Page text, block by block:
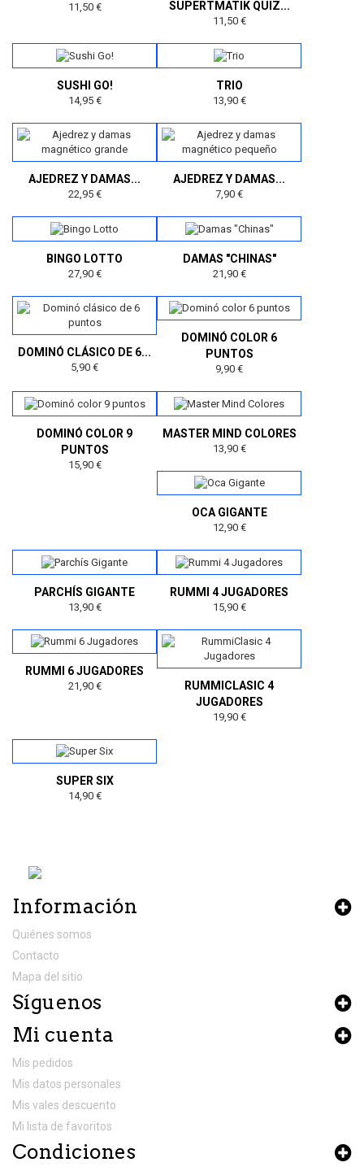
11,50 € SUPERTMATIK QUIZ...
11,50 €
SUSHI GO!
14,95 €
TRIO
13,90 €
AJEDREZ Y DAMAS...
22,95 €
AJEDREZ Y DAMAS...
7,90 €
BINGO LOTTO
27,90 €
DAMAS "CHINAS"
21,90 €
DOMINÓ CLÁSICO DE 6...
5,90 €
DOMINÓ COLOR 6
PUNTOS
9,90 €
DOMINÓ COLOR 9
PUNTOS
15,90 €
MASTER MIND COLORES
13,90 €
OCA GIGANTE
12,90 €
PARCHÍS GIGANTE
13,90 €
RUMMI 4 JUGADORES
15,90 €
RUMMI 6 JUGADORES
21,90 €
RUMMICLASIC 4
JUGADORES
19,90 €
SUPER SIX
14,90 €
Información
Quiénes somos
Contacto
Mapa del sitio
Síguenos
Mi cuenta
Mis pedidos
Mis datos personales
Mis vales descuento
Mi lista de favoritos
Condiciones